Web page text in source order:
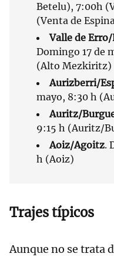
Betelu), 7:00h
(Venta de
Valle de
Domingo 17 de
(Alto Mezkiritz)
Aurizberri/
mayo, 8:30 h
Auritz/
9:15 h (Auritz/
Aoiz/Agoitz.
h (Aoiz)
Trajes típicos
Aunque no se trata